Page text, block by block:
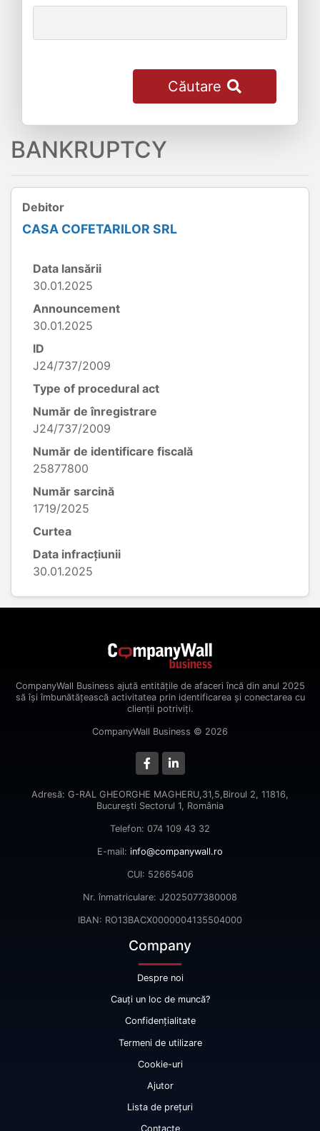
Căutare
BANKRUPTCY
Debitor
CASA COFETARILOR SRL
Data lansării
30.01.2025
Announcement
30.01.2025
ID
J24/737/2009
Type of procedural act
Număr de înregistrare
J24/737/2009
Număr de identificare fiscală
25877800
Număr sarcină
1719/2025
Curtea
Data infracțiunii
30.01.2025
CompanyWall Business ajută entitățile de afaceri încă din anul 2025
să își îmbunătățească activitatea prin identificarea și conectarea cu
clienții potriviți.
CompanyWall Business © 2026
Adresă: G-RAL GHEORGHE MAGHERU,31,5,Biroul 2, 11816,
Bucureşti Sectorul 1, România
Telefon: 074 109 43 32
E-mail: info@companywall.ro
CUI: 52665406
Nr. înmatriculare: J2025077380008
IBAN: RO13BACX0000004135504000
Company
Despre noi
Cauți un loc de muncă?
Confidențialitate
Termeni de utilizare
Cookie-uri
Ajutor
Lista de prețuri
Contacte